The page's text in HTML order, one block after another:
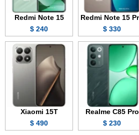
Redmi Note 15
330 $
Redmi Note 15
240 $
Realme C85 Pro
230 $
Xiaomi 15T
490 $